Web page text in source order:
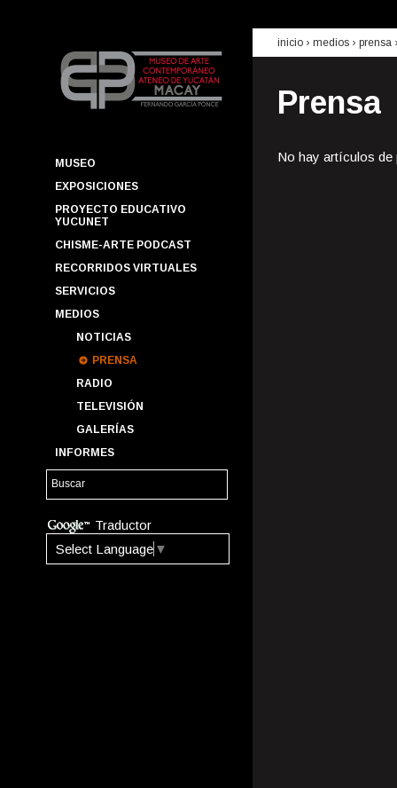
MUSEO
EXPOSICIONES
PROYECTO EDUCATIVO
YUCUNET
CHISME-ARTE PODCAST
RECORRIDOS VIRTUALES
SERVICIOS
MEDIOS
NOTICIAS
PRENSA
RADIO
TELEVISIÓN
GALERÍAS
INFORMES
Traductor
Select Language ▼
inicio › medios › prensa
Prensa
No hay artículos de